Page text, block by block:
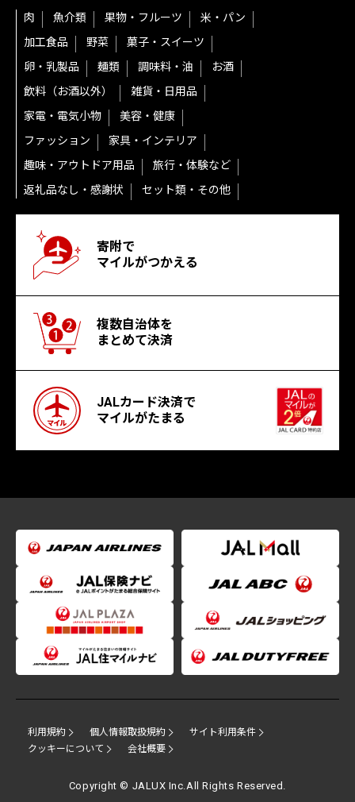
肉 魚介類 果物・フルーツ
米・パン
加工食品
野菜
菓子・スイーツ
卵・乳製品
麺類 調味料・油
お酒
飲料（お酒以外）
雑貨・日用品
家電・電気小物
美容・健康
ファッション
家具・インテリア
趣味・アウトドア用品
旅行・体験など
返礼品なし・感謝状
セット類・その他
寄附で
マイルがつかえる
複数自治体を
まとめて決済
JALカード決済で
マイルがたまる
利用規約 個人情報取扱規約
サイト利用条件
クッキーについて
会社概要
Copyright © JALUX Inc.All Rights Reserved.